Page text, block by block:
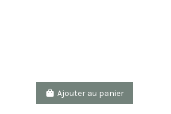
Ajouter au panier